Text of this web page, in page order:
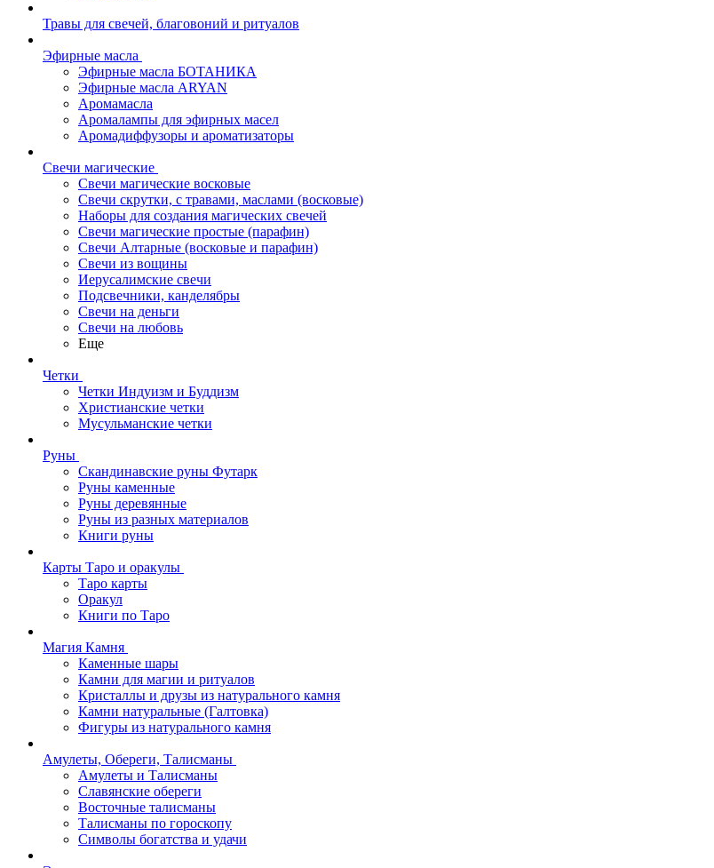
Травы для свечей, благовоний и ритуалов
Эфирные масла
Эфирные масла БОТАНИКА
Эфирные масла ARYAN
Аромамасла
Аромалампы для эфирных масел
Аромадиффузоры и ароматизаторы
Свечи магические
Свечи магические восковые
Свечи скрутки, с травами, маслами (восковые)
Наборы для создания магических свечей
Свечи магические простые (парафин)
Свечи Алтарные (восковые и парафин)
Свечи из вощины
Иерусалимские свечи
Подсвечники, канделябры
Свечи на деньги
Свечи на любовь
Еще
Четки
Четки Индуизм и Буддизм
Христианские четки
Мусульманские четки
Руны
Скандинавские руны Футарк
Руны каменные
Руны деревянные
Руны из разных материалов
Книги руны
Карты Таро и оракулы
Таро карты
Оракул
Книги по Таро
Магия Камня
Каменные шары
Камни для магии и ритуалов
Кристаллы и друзы из натурального камня
Камни натуральные (Галтовка)
Фигуры из натурального камня
Амулеты, Обереги, Талисманы
Амулеты и Талисманы
Славянские обереги
Восточные талисманы
Талисманы по гороскопу
Символы богатства и удачи